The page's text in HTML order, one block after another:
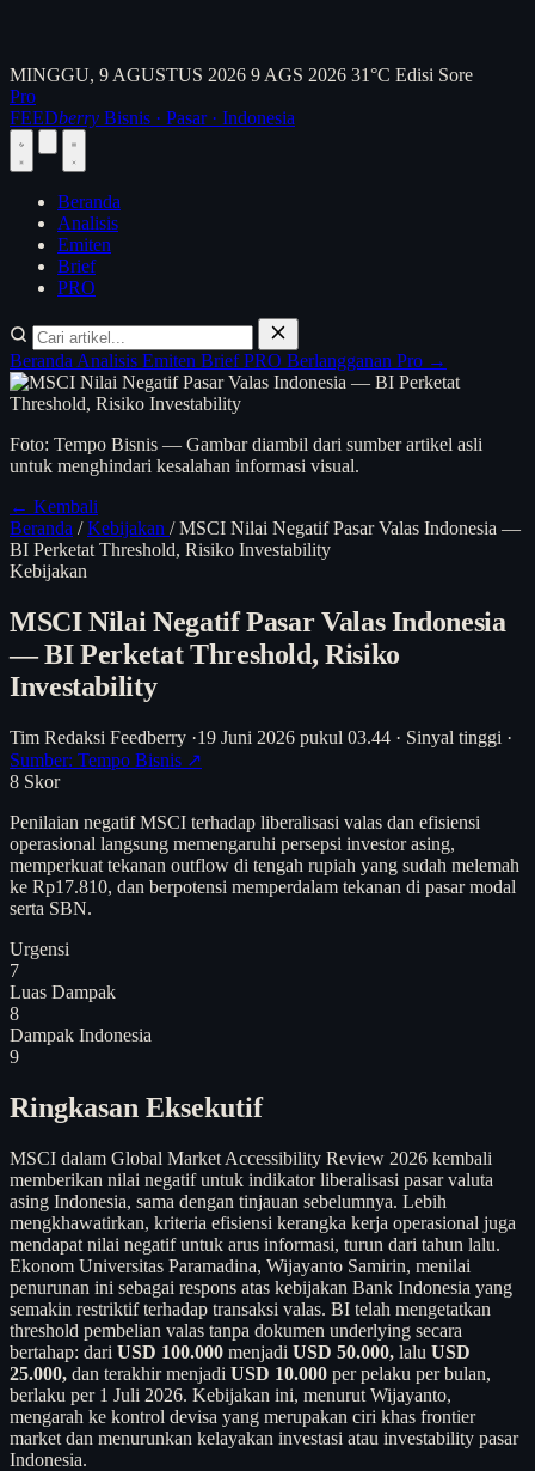
MINGGU, 9 AGUSTUS 2026 9 AGS 2026 31°C Edisi Sore
Pro
FEEDberry Bisnis · Pasar · Indonesia
Beranda
Analisis
Emiten
Brief
PRO
Beranda Analisis Emiten BriefPRO Berlangganan Pro →
Foto: Tempo Bisnis — Gambar diambil dari sumber artikel asli
untuk menghindari kesalahan informasi visual.
← Kembali
Beranda / Kebijakan / MSCI Nilai Negatif Pasar Valas Indonesia —
BI Perketat Threshold, Risiko Investability
Kebijakan
MSCI Nilai Negatif Pasar Valas Indonesia
— BI Perketat Threshold, Risiko
Investability
Tim Redaksi Feedberry ·19 Juni 2026 pukul 03.44 · Sinyal tinggi ·
Sumber: Tempo Bisnis ↗
8 Skor
Penilaian negatif MSCI terhadap liberalisasi valas dan efisiensi
operasional langsung memengaruhi persepsi investor asing,
memperkuat tekanan outflow di tengah rupiah yang sudah melemah
ke Rp17.810, dan berpotensi memperdalam tekanan di pasar modal
serta SBN.
Urgensi
7
Luas Dampak
8
Dampak Indonesia
9
Ringkasan Eksekutif
MSCI dalam Global Market Accessibility Review 2026 kembali
memberikan nilai negatif untuk indikator liberalisasi pasar valuta
asing Indonesia, sama dengan tinjauan sebelumnya. Lebih
mengkhawatirkan, kriteria efisiensi kerangka kerja operasional juga
mendapat nilai negatif untuk arus informasi, turun dari tahun lalu.
Ekonom Universitas Paramadina, Wijayanto Samirin, menilai
penurunan ini sebagai respons atas kebijakan Bank Indonesia yang
semakin restriktif terhadap transaksi valas. BI telah mengetatkan
threshold pembelian valas tanpa dokumen underlying secara
bertahap: dari USD 100.000 menjadi USD 50.000, lalu USD
25.000, dan terakhir menjadi USD 10.000 per pelaku per bulan,
berlaku per 1 Juli 2026. Kebijakan ini, menurut Wijayanto,
mengarah ke kontrol devisa yang merupakan ciri khas frontier
market dan menurunkan kelayakan investasi atau investability pasar
Indonesia.